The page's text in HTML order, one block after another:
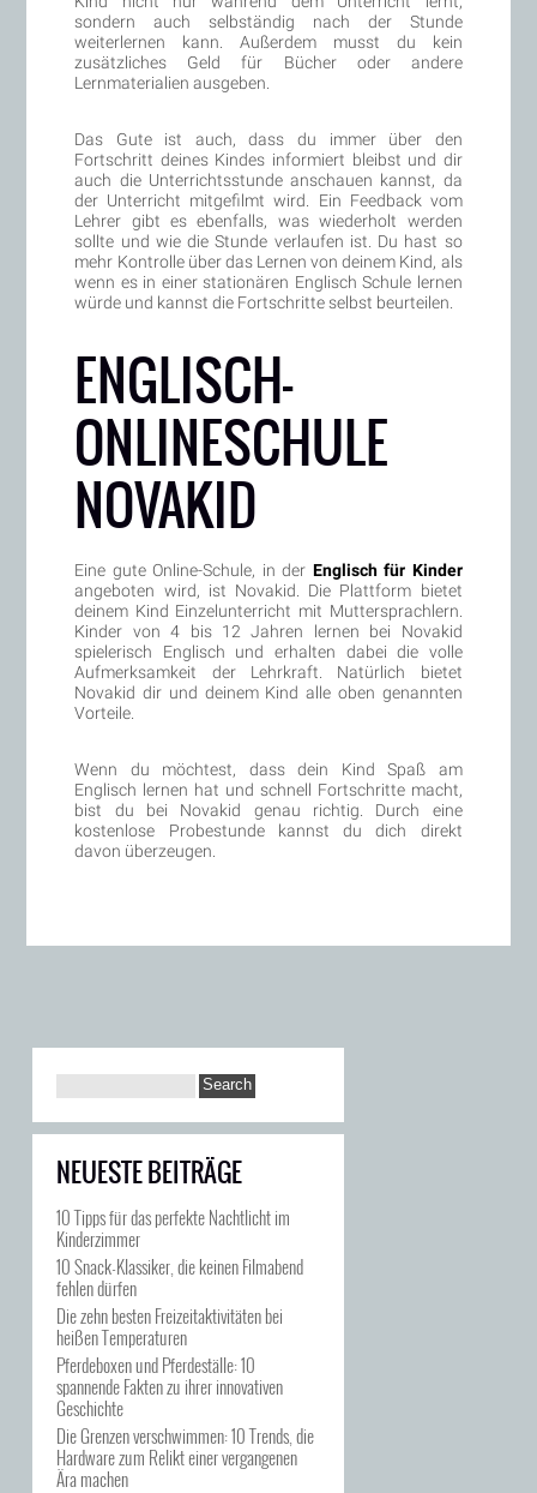
sondern auch selbständig nach der Stunde
weiterlernen kann. Außerdem musst du kein
zusätzliches Geld für Bücher oder andere
Lernmaterialien ausgeben.
Das Gute ist auch, dass du immer über den
Fortschritt deines Kindes informiert bleibst und dir
auch die Unterrichtsstunde anschauen kannst, da
der Unterricht mitgefilmt wird. Ein Feedback vom
Lehrer gibt es ebenfalls, was wiederholt werden
sollte und wie die Stunde verlaufen ist. Du hast so
mehr Kontrolle über das Lernen von deinem Kind, als
wenn es in einer stationären Englisch Schule lernen
würde und kannst die Fortschritte selbst beurteilen.
ENGLISCH-
ONLINESCHULE
NOVAKID
Eine gute Online-Schule, in der Englisch für Kinder
angeboten wird, ist Novakid. Die Plattform bietet
deinem Kind Einzelunterricht mit Muttersprachlern.
Kinder von 4 bis 12 Jahren lernen bei Novakid
spielerisch Englisch und erhalten dabei die volle
Aufmerksamkeit der Lehrkraft. Natürlich bietet
Novakid dir und deinem Kind alle oben genannten
Vorteile.
Wenn du möchtest, dass dein Kind Spaß am
Englisch lernen hat und schnell Fortschritte macht,
bist du bei Novakid genau richtig. Durch eine
kostenlose Probestunde kannst du dich direkt
davon überzeugen.
NEUESTE BEITRÄGE
10 Tipps für das perfekte Nachtlicht im
Kinderzimmer
10 Snack-Klassiker, die keinen Filmabend
fehlen dürfen
Die zehn besten Freizeitaktivitäten bei
heißen Temperaturen
Pferdeboxen und Pferdeställe: 10
spannende Fakten zu ihrer innovativen
Geschichte
Die Grenzen verschwimmen: 10 Trends, die
Hardware zum Relikt einer vergangenen
Ära machen